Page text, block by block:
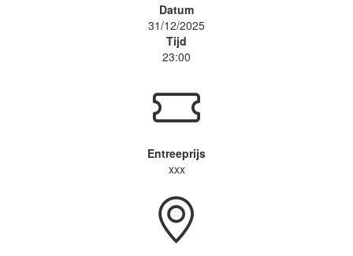
Datum
31/12/2025
Tijd
23:00
Entreeprijs
xxx